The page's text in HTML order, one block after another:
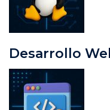
Desarrollo Web